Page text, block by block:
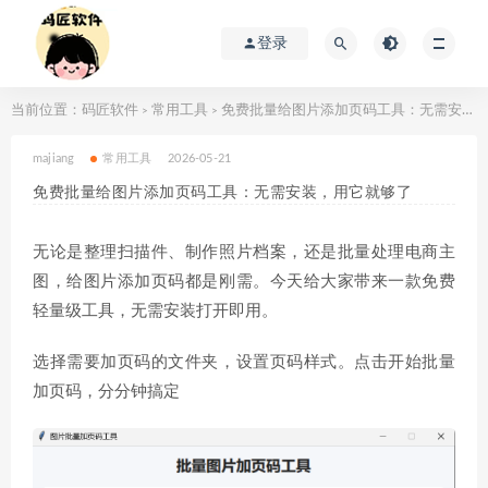
登录
当前位置： 码匠软件 > 常用工具 > 免费批量给图片添加页码工具：无需安装，用它就够了
majiang 常用工具 2026-05-21
免费批量给图片添加页码工具：无需安装，用它就够了
无论是整理扫描件、制作照片档案，还是批量处理电商主
图，给图片添加页码都是刚需。今天给大家带来一款免费
轻量级工具，无需安装打开即用。
选择需要加页码的文件夹，设置页码样式。点击开始批量
加页码，分分钟搞定